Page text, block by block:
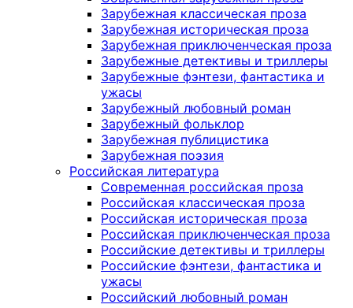
Зарубежная классическая проза
Зарубежная историческая проза
Зарубежная приключенческая проза
Зарубежные детективы и триллеры
Зарубежные фэнтези, фантастика и
ужасы
Зарубежный любовный роман
Зарубежный фольклор
Зарубежная публицистика
Зарубежная поэзия
Российская литература
Современная российская проза
Российская классическая проза
Российская историческая проза
Российская приключенческая проза
Российские детективы и триллеры
Российские фэнтези, фантастика и
ужасы
Российский любовный роман